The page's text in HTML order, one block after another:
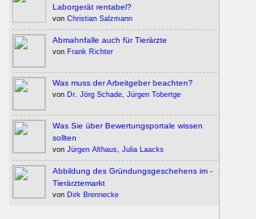
Laborgerät rentabel?
von Christian Salzmann
Abmahnfalle auch für Tierärzte
von Frank Richter
Was muss der Arbeitgeber beachten?
von Dr. Jörg Schade, Jürgen Tobertge
Was Sie über Bewertungsportale wissen
sollten
von Jürgen Althaus, Julia Laacks
Abbildung des Gründungsgeschehens im ­
Tierärztemarkt
von Dirk Brennecke